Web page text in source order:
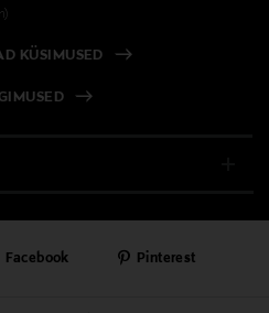
KÜSIMUSED
Facebook Pinterest